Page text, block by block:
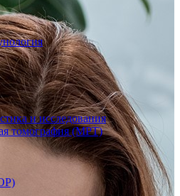
и исследования
томография (МРТ)